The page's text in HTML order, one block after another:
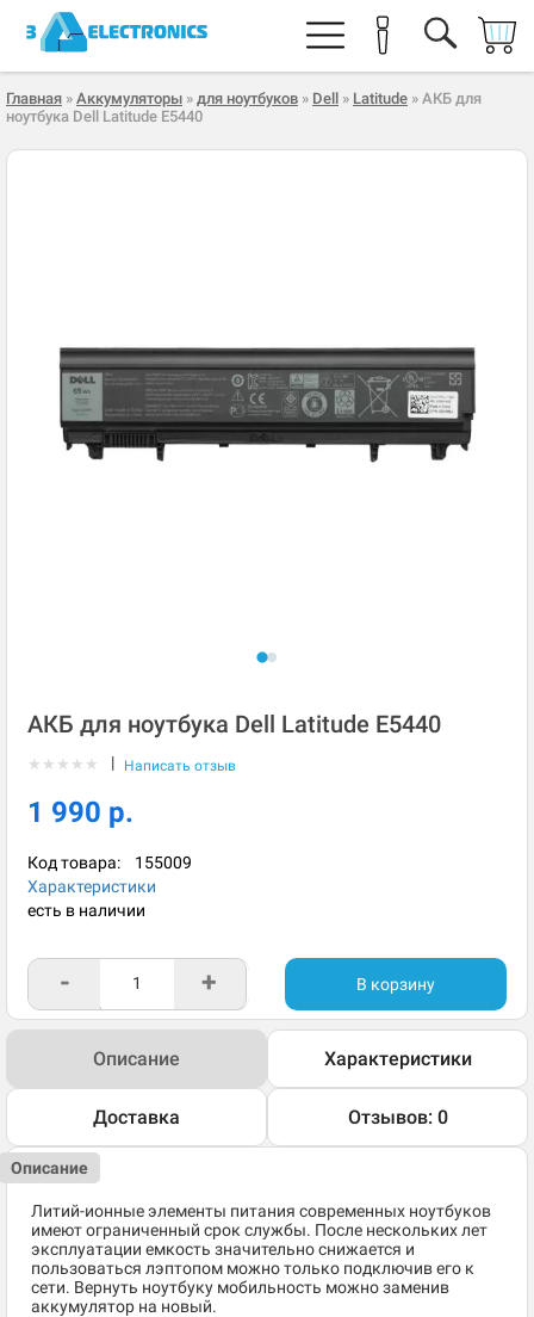
Главная » Аккумуляторы » для ноутбуков » Dell » Latitude » АКБ для
ноутбука Dell Latitude E5440
АКБ для ноутбука Dell Latitude E5440
★ ★ ★ ★ ★ | Написать отзыв
1 990 р.
Код товара: 155009
Характеристики
есть в наличии
- + В корзину
Описание Характеристики
Доставка Отзывов: 0
Описание
Литий-ионные элементы питания современных ноутбуков
имеют ограниченный срок службы. После нескольких лет
эксплуатации емкость значительно снижается и
пользоваться лэптопом можно только подключив его к
сети. Вернуть ноутбуку мобильность можно заменив
аккумулятор на новый.